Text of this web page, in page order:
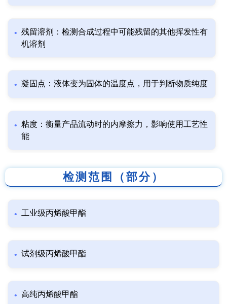
残留溶剂：检测合成过程中可能残留的其他挥发性有
机溶剂
凝固点：液体变为固体的温度点，用于判断物质纯度
粘度：衡量产品流动时的内摩擦力，影响使用工艺性
能
检测范围（部分）
工业级丙烯酸甲酯
试剂级丙烯酸甲酯
高纯丙烯酸甲酯